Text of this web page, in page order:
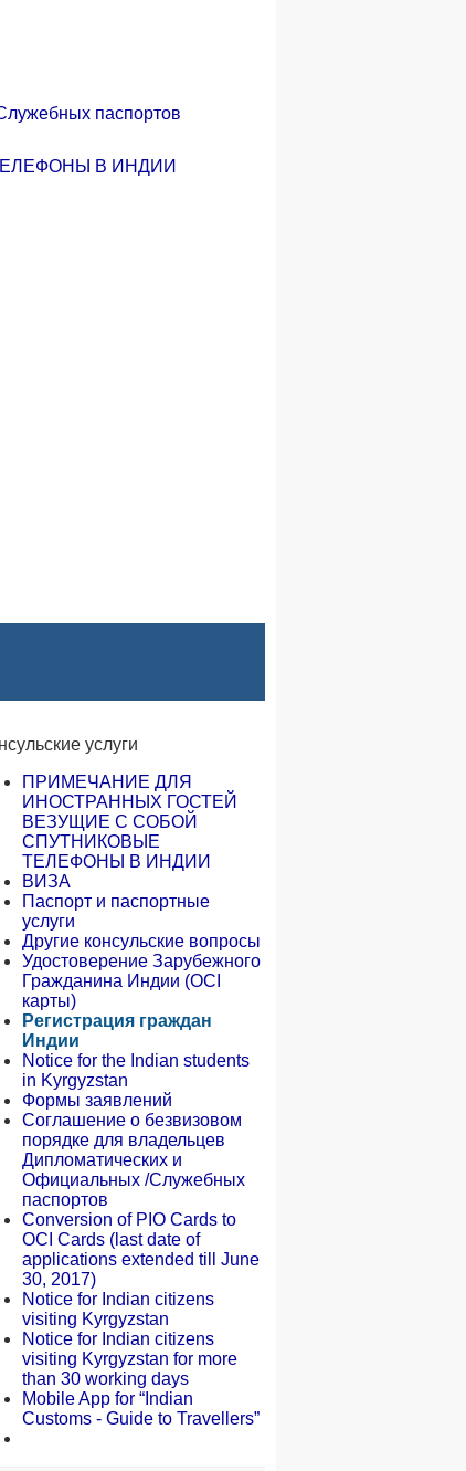
паспортов
В ИНДИИ
услуги
ПРИМЕЧАНИЕ ДЛЯ
ИНОСТРАННЫХ ГОСТЕЙ
ВЕЗУЩИЕ С СОБОЙ
СПУТНИКОВЫЕ
ТЕЛЕФОНЫ В ИНДИИ
ВИЗА
Паспорт и паспортные
услуги
Другие консульские вопросы
Удостоверение Зарубежного
Гражданина Индии (OCI
карты)
Регистрация граждан
Индии
Notice for the Indian students
in Kyrgyzstan
Формы заявлений
Соглашение о безвизовом
порядке для владельцев
Дипломатических и
Официальных /Служебных
паспортов
Conversion of PIO Cards to
OCI Cards (last date of
applications extended till June
30, 2017)
Notice for Indian citizens
visiting Kyrgyzstan
Notice for Indian citizens
visiting Kyrgyzstan for more
than 30 working days
Mobile App for “Indian
Customs - Guide to Travellers”